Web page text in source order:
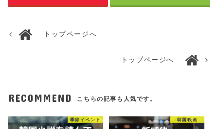
トップページへ
トップページへ
RECOMMEND こちらの記事も人気です。
季節イベント 韓国映画